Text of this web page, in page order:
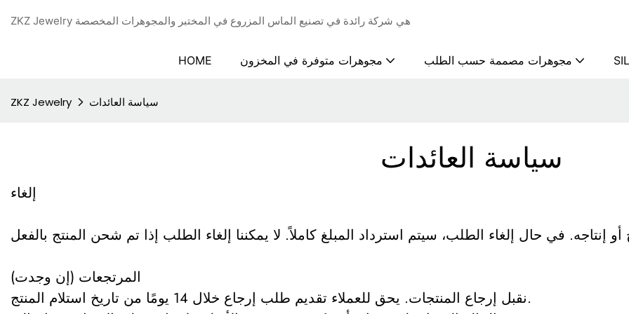
ZKZ Jewelry هي شركة رائدة في تصنيع الماس المزروع في المختبر والمجوهرات المخصصة
HOME مجوهرات متوفرة في المخزون مجوهرات مصممة حسب الطلب
ZKZ Jewelry سياسة العائدات
سياسة العائدات
إلغاء
المرتجعات (إن وجدت)
نقبل إرجاع المنتجات. يحق للعملاء تقديم طلب إرجاع خلال 14 يومًا من تاريخ استلام المنتج.